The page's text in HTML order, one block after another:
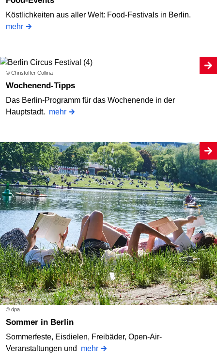
Köstlichkeiten aus aller Welt: Food-Festivals in Berlin.
mehr
© Christoffer Collina
Wochenend-Tipps
Das Berlin-Programm für das Wochenende in der
Hauptstadt. mehr
© dpa
Sommer in Berlin
Sommerfeste, Eisdielen, Freibäder, Open-Air-
Veranstaltungen und mehr